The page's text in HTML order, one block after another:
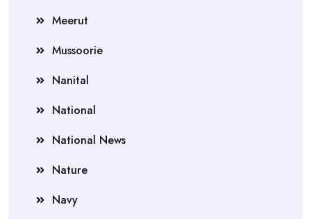
Meerut
Mussoorie
Nanital
National
National News
Nature
Navy